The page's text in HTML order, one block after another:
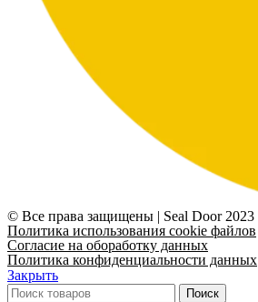
© Все права защищены | Seal Door 2023
Политика использования cookie файлов
Согласие на обоработку данных
Политика конфиденциальности данных
Закрыть
Поиск